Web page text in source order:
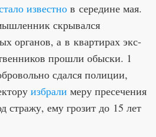
известно в середине мая.
скрывался
органов, а в квартирах экс-
прошли обыски. 1
сдался полиции,
избрали меру пресечения
стражу, ему грозит до 15 лет